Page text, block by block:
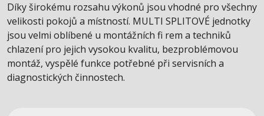
Díky širokému rozsahu výkonů jsou vhodné pro všechny
velikosti pokojů a místností. MULTI SPLITOVÉ jednotky
jsou velmi oblíbené u montážních fi rem a techniků
chlazení pro jejich vysokou kvalitu, bezproblémovou
montáž, vyspělé funkce potřebné při servisních a
diagnostických činnostech.